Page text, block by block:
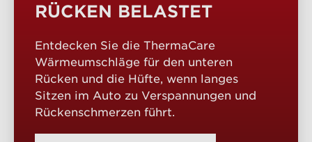
RÜCKEN BELASTET
Entdecken Sie die ThermaCare
Wärmeumschläge für den unteren
Rücken und die Hüfte, wenn langes
Sitzen im Auto zu Verspannungen und
Rückenschmerzen führt.